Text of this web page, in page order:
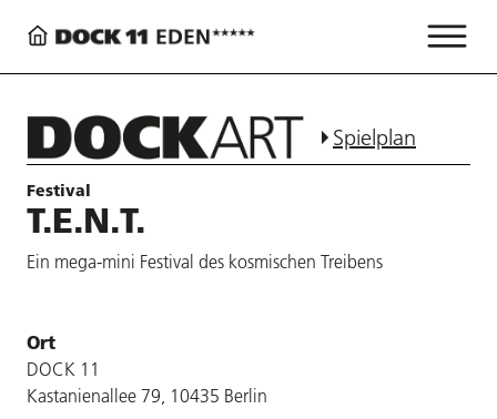
Spielplan
Festival
T.E.N.T.
Ein mega-mini Festival des kosmischen Treibens
Ort
DOCK 11
Kastanienallee 79, 10435 Berlin